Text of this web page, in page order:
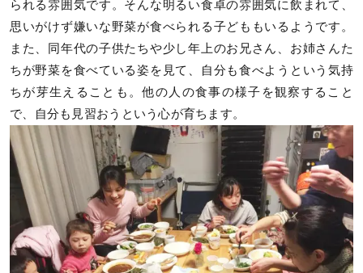
られる雰囲気です。そんな明るい食卓の雰囲気に飲まれて、
思いがけず嫌いな野菜が食べられる子どももいるようです。
また、同年代の子供たちや少し年上のお兄さん、お姉さんた
ちが野菜を食べている姿を見て、自分も食べようという気持
ちが芽生えることも。他の人の食事の様子を観察すること
で、自分も見習おうという心が育ちます。